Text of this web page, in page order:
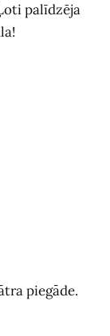
palīdzēja
piegāde.